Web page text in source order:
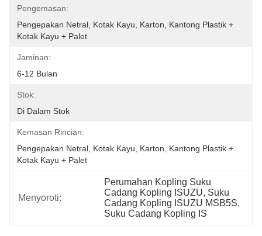
Pengemasan:
Pengepakan Netral, Kotak Kayu, Karton, Kantong Plastik +
Kotak Kayu + Palet
Jaminan:
6-12 Bulan
Stok:
Di Dalam Stok
Kemasan Rincian:
Pengepakan Netral, Kotak Kayu, Karton, Kantong Plastik +
Kotak Kayu + Palet
Menyoroti:
Perumahan Kopling Suku
Cadang Kopling ISUZU, Suku
Cadang Kopling ISUZU MSB5S,
Suku Cadang Kopling IS